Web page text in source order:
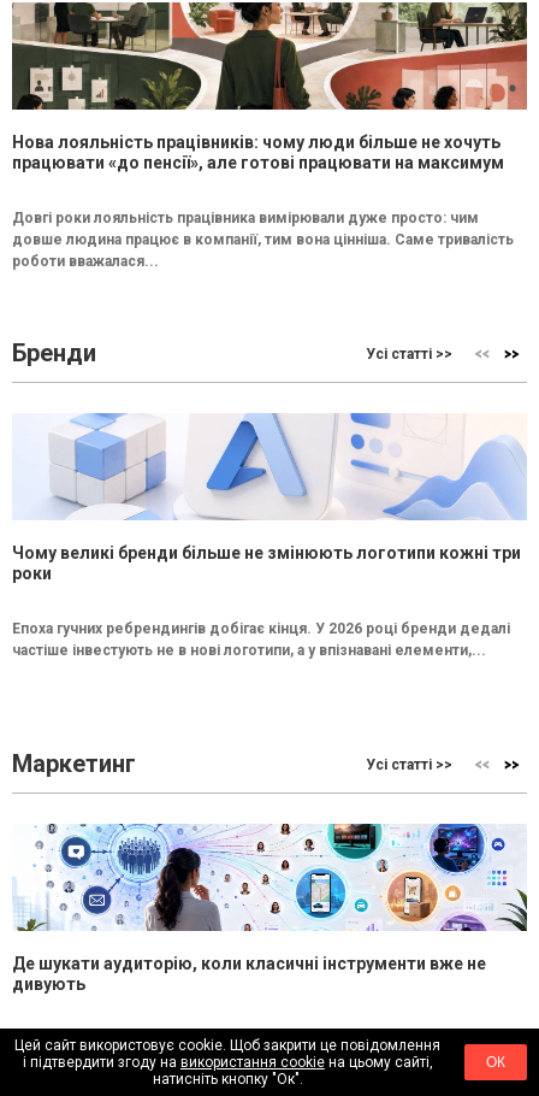
Нова лояльність працівників: чому люди більше не хочуть
працювати «до пенсії», але готові працювати на максимум
Довгі роки лояльність працівника вимірювали дуже просто: чим
довше людина працює в компанії, тим вона цінніша. Саме тривалість
роботи вважалася...
Бренди Усі статті >>
Чому великі бренди більше не змінюють логотипи кожні три
роки
Епоха гучних ребрендингів добігає кінця. У 2026 році бренди дедалі
частіше інвестують не в нові логотипи, а у впізнавані елементи,...
Маркетинг Усі статті >>
Де шукати аудиторію, коли класичні інструменти вже не
дивують
Ще кілька років тому для більшості рекламних кампаній було
достатньо стандартного набору каналів: Google, Meta, YouTube та
display-реклама. [caption id="attachment_69772"...
Цей сайт використовує cookie. Щоб закрити це повідомлення
і підтвердити згоду на використання cookieна цьому сайті,
натисніть кнопку "Ок".
ОК